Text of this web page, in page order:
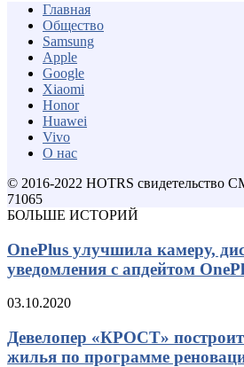
Главная
Общество
Samsung
Apple
Google
Xiaomi
Honor
Huawei
Vivo
О нас
© 2016-2022 HOTRS
71065
БОЛЬШЕ ИСТОРИЙ
OnePlus улучшила камеру,
уведомления с апдейтом
03.10.2020
Девелопер «КРОСТ»
жилья по программе